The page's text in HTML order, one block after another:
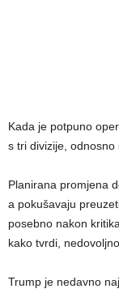
Kada je potpuno
s tri divizije, odnosno
Planirana promjena
a pokušavaju
posebno nakon
kako tvrdi,
Trump je nedavno